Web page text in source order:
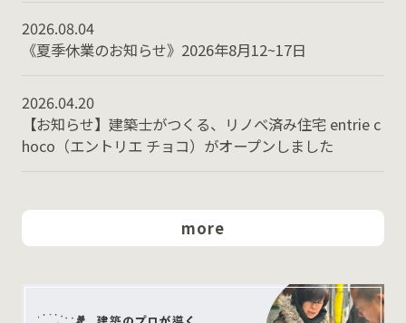
2026.08.04
《夏季休業のお知らせ》2026年8月12~17日
2026.04.20
【お知らせ】建築士がつくる、リノベ済み住宅 entrie c
hoco（エントリエ チョコ）がオープンしました
more